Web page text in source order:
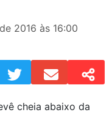
2016 às 16:00